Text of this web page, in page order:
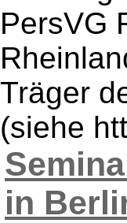
PersVG
Träger
(siehe
in